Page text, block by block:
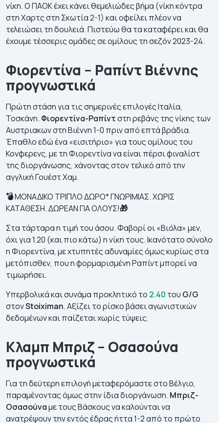
νίκη. Ο ΠΑΟΚ έχει κάνει θεμελιώδες βήμα (νίκη κόντρα
στη Χαρτς στη Σκωτία 2-1) και οφείλει πλέον να
τελειώσει τη δουλειά. Πιστεύω θα τα καταφέρει και θα
έχουμε τέσσερις ομάδες σε ομίλους τη σεζόν 2023-24.
Φιορεντίνα – Ραπίντ Βιέννης
προγνωστικά
Πρώτη στάση για τις σημερινές επιλογές Ιταλία,
Τοσκάνη. Φιορεντίνα-Ραπίντστη ρεβάνς της νίκης των
Αυστριακων στη Βιέννη 1-0 πριν από επτά βράδια.
Έπαθλο εδώ ένα «εισιτήριο» για τους ομίλους του
Κονφερενς, με τη Φιορεντίνα να είναι πέρσι φιναλίστ
της διοργάνωσης, χάνοντας στον τελικό από την
αγγλική Γουέστ Χαμ.
💣ΜΟΝΑΔΙΚΟ ΤΡΙΠΛΟ ΔΩΡΟ* ΓΝΩΡΙΜΙΑΣ. ΧΩΡΙΣ
ΚΑΤΑΘΕΣΗ. ΔΩΡΕΑΝ ΓΙΑ ΟΛΟΥΣ!🎁
Στα τάρταρα η τιμή του άσου. Φαβορί οι «Βιόλα» μεν,
όχι για 1.20 (και πιο κάτω) η νίκη τους. Ικανότατο σύνολο
η Φιορεντίνα, με χτυπητές αδυναμίες όμως κυρίως στα
μετόπισθεν, που η φορμαρισμένη Ραπίντ μπορεί να
τιμωρήσει.
Υπερβολικά και συνάμα προκλητικό το 2.40 του G/G
στονStoiximan. Αξίζει το ρίσκο βάσει αγωνιστικών
δεδομένων και παίζεται χωρίς τύψεις.
Κλαμπ Μπριζ – Οσασούνα
προγνωστικά
Για τη δεύτερη επιλογή μεταφερόμαστε στο Βέλγιο,
παραμένοντας όμως στην ίδια διοργάνωση. Μπριζ-
Οσασούναμε τους Βάσκους να καλούνται να
ανατρέψουν την εντός έδρας ήττα 1-2 από το πρώτο